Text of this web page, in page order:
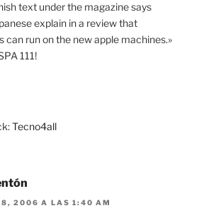
text under the magazine says
explain in a review that
can run on the new apple machines.»
111!
Tecno4all
2006 A LAS 1:40 AM